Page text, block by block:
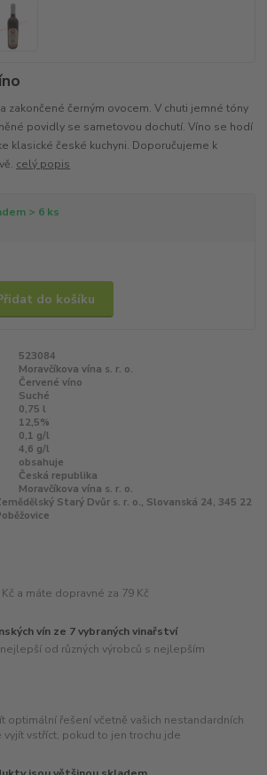
zakončené černým ovocem. V chuti jemné tóny
povidly se sametovou dochutí. Víno se hodí
klasické české kuchyni. Doporučujeme k
celý popis
> 6 ks
do košíku
523084
Moravčíkova vína s. r. o.
Červené víno
Suché
0,75 l
12,5%
0,1 g/l
4,6 g/l
obsahuje
Česká republika
Moravčíkova vína s. r. o.
Starý Dvůr s. r. o., Slovanská 24, 345 22
a máte dopravné za 79 Kč
vín ze 7 vybraných vinařství
od různých výrobců s nejlepším
optimální řešení včetně vašich nestandardních
vstříct, pokud to jen trochu jde